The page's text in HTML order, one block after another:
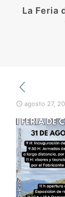
La Feria
agosto 27,